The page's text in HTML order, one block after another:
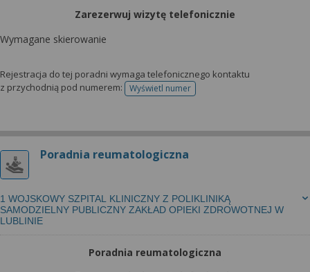
Zarezerwuj wizytę telefonicznie
Wymagane skierowanie
Rejestracja do tej poradni wymaga telefonicznego kontaktu
z przychodnią pod numerem:
Wyświetl numertelefonu do rejestracji
Poradnia reumatologiczna
1 WOJSKOWY SZPITAL KLINICZNY Z POLIKLINIKĄ
SAMODZIELNY PUBLICZNY ZAKŁAD OPIEKI ZDROWOTNEJ W
LUBLINIE
Poradnia reumatologiczna